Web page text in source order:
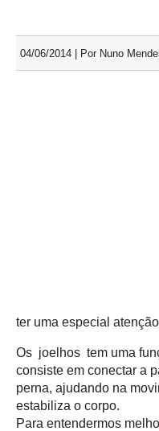
04/06/2014 | Por Nuno
ter uma especial
Os joelhos tem uma
consiste em conectar a
perna, ajudando na
estabiliza o corpo.
Para entendermos